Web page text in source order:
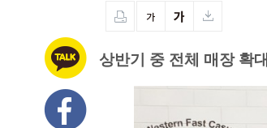
상반기 중 전체 매장 확대